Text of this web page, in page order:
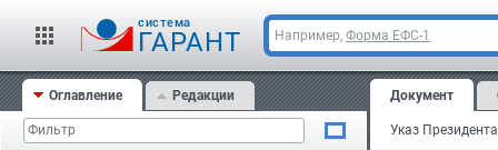
cистема
ГАРАНТ Например, Форма ЕФС-1
Оглавление Редакции Документ